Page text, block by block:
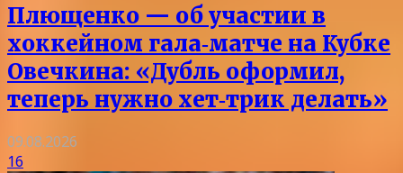
Плющенко — об участии в
хоккейном гала‑матче на Кубке
Овечкина: «Дубль оформил,
теперь нужно хет‑трик делать»
09.08.2026
16